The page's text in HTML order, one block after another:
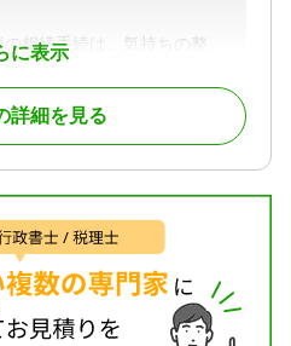
に表示
の相続手続は、気持ちの整
ればならず、不安や負担
ず不安」「相続税が心
んどです。
税の試算や贈与・遺言・
どを通じて、トラブルを
心をつなぐサポートをしま
詳細を見る